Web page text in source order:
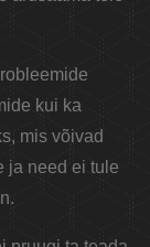
kui ka
mis võivad
ja need ei tule